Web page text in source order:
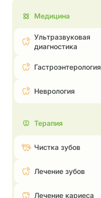
Медицина
Ультразвуковая
диагностика
Гастроэнтерология
Неврология
Терапия
Чистка зубов
Лечение зубов
Лечение кариеса